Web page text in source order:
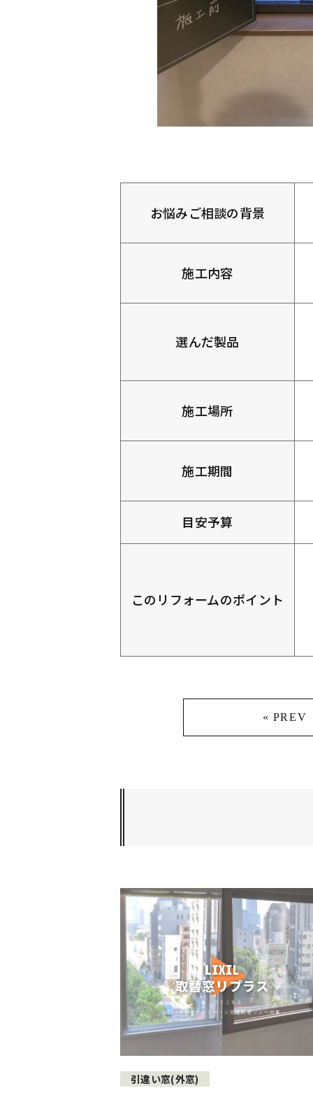
お悩みご相談の背景
施工内容
選んだ製品
施工場所
施工期間
目安予算
このリフォームのポイント
« PREV
引違い窓(外窓)